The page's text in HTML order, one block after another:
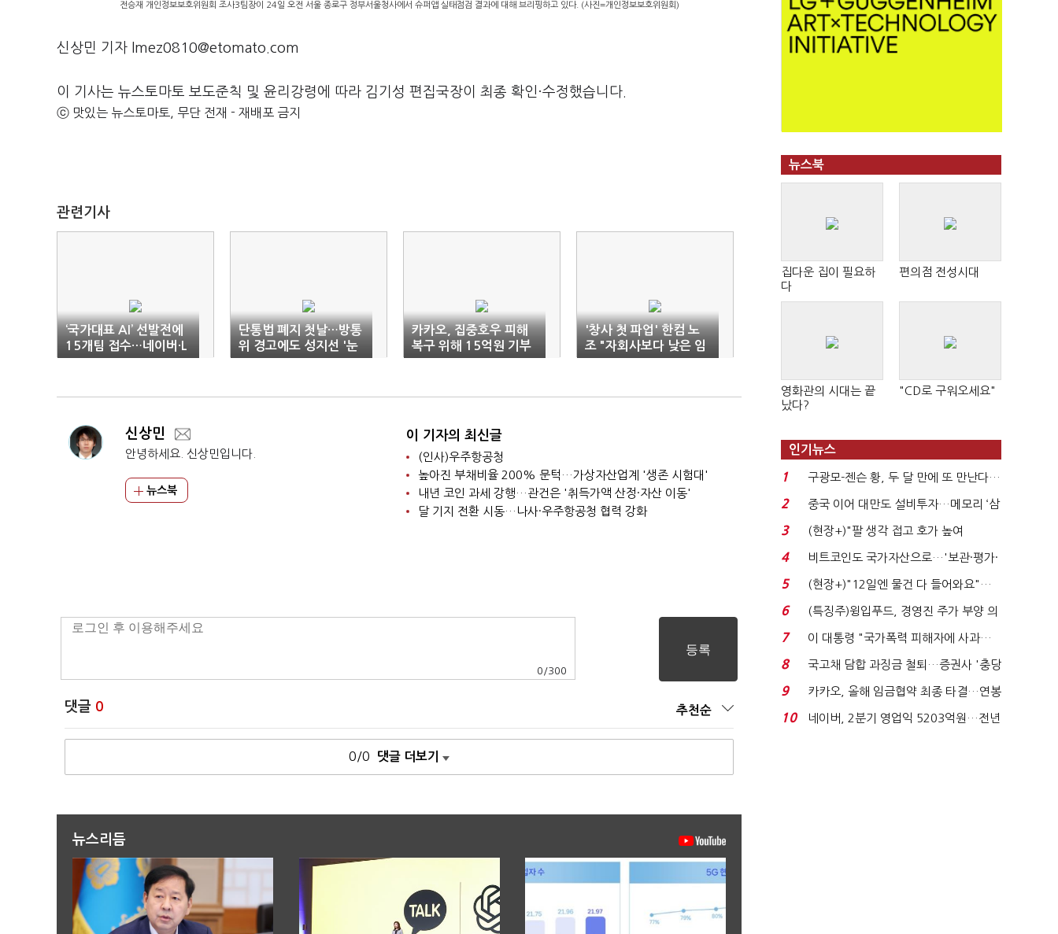
전승재 개인정보보호위원회 조사3팀장이 24일 오전 서울 종로구 정부서울청사에서 슈퍼앱 실태점검 결과에 대해 브리핑하고 있다. (사진=개인정보보호위원회)
신상민 기자 lmez0810@etomato.com
이 기사는 뉴스토마토 보도준칙 및 윤리강령에 따라 김기성 편집국장이 최종 확인·수정했습니다.
ⓒ 맛있는 뉴스토마토, 무단 전재 - 재배포 금지
관련기사
‘국가대표 AI’ 선발전에
15개팀 접수…네이버·L
G 등 도전장
단통법 폐지 첫날…방통
위 경고에도 성지선 '눈
치 거래'
카카오, 집중호우 피해
복구 위해 15억원 기부
'창사 첫 파업' 한컴 노
조 "자회사보다 낮은 임
금인상률"
신상민
안녕하세요. 신상민입니다.
뉴스북
이 기자의 최신글
(인사)우주항공청
높아진 부채비율 200% 문턱…가상자산업계 '생존 시험대'
내년 코인 과세 강행…관건은 '취득가액 산정·자산 이동'
달 기지 전환 시동…나사·우주항공청 협력 강화
0 /300
댓글 0 추천순
0/0 댓글 더보기
뉴스리듬
뉴스북
집다운 집이 필요하
다
편의점 전성시대
영화관의 시대는 끝
났다?
"CD로 구워오세요"
인기뉴스
1
구광모-젠슨 황, 두 달 만에 또 만난다…
로봇·AI 등 논...
2
중국 이어 대만도 설비투자…메모리 ‘삼
국전쟁’
3
(현장+)"팔 생각 접고 호가 높여
요"…'덜 똘똘한 한 채' 20...
4
비트코인도 국가자산으로…'보관·평가·
처분' 기준은 ...
5
(현장+)"12일엔 물건 다 들어와요"…
빈 매대 채우며 문 연 ...
6
(특징주)윙입푸드, 경영진 주가 부양 의
지에 상한가...
7
이 대통령 "국가폭력 피해자에 사과…
적극적 조사로 진...
8
국고채 담합 과징금 철퇴…증권사 '충당
금 폭탄' 우려...
9
카카오, 올해 임금협약 최종 타결…연봉
6.3% 인상·격려...
10
네이버, 2분기 영업익 5203억원…전년